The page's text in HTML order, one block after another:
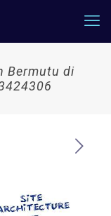
Bermutu di